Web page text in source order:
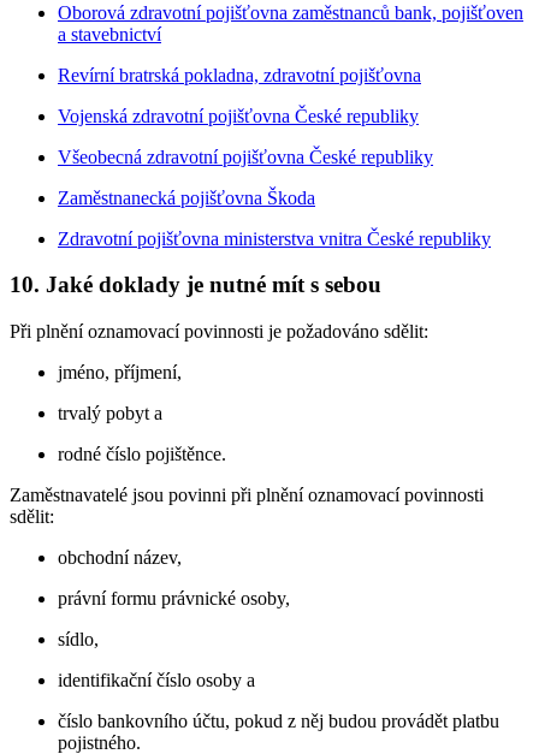
Oborová zdravotní pojišťovna zaměstnanců bank, pojišťoven
a stavebnictví
Revírní bratrská pokladna, zdravotní pojišťovna
Vojenská zdravotní pojišťovna České republiky
Všeobecná zdravotní pojišťovna České republiky
Zaměstnanecká pojišťovna Škoda
Zdravotní pojišťovna ministerstva vnitra České republiky
10. Jaké doklady je nutné mít s sebou
Při plnění oznamovací povinnosti je požadováno sdělit:
jméno, příjmení,
trvalý pobyt a
rodné číslo pojištěnce.
Zaměstnavatelé jsou povinni při plnění oznamovací povinnosti
sdělit:
obchodní název,
právní formu právnické osoby,
sídlo,
identifikační číslo osoby a
číslo bankovního účtu, pokud z něj budou provádět platbu
pojistného.